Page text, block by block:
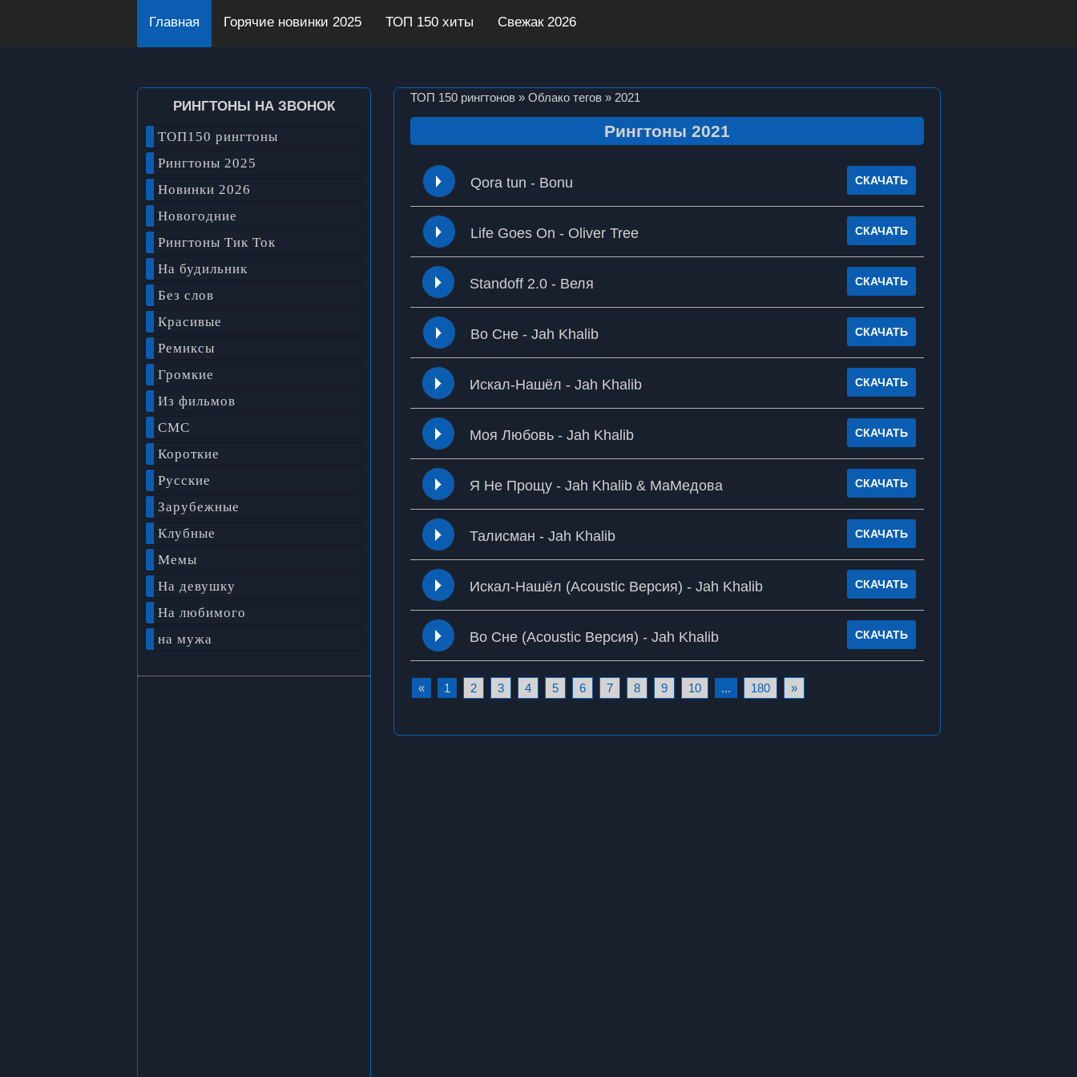
Главная Горячие новинки 2025 ТОП 150 хиты Свежак 2026
ТОП 150 рингтонов» Облако тегов» 2021
Рингтоны 2021
Qora tun - Bonu СКАЧАТЬ
Life Goes On - Oliver Tree СКАЧАТЬ
Standoff 2.0 - Веля СКАЧАТЬ
Во Сне - Jah Khalib СКАЧАТЬ
Искал-Нашёл - Jah Khalib СКАЧАТЬ
Моя Любовь - Jah Khalib СКАЧАТЬ
Я Не Прощу - Jah Khalib & МаМедова СКАЧАТЬ
Талисман - Jah Khalib СКАЧАТЬ
Искал-Нашёл (Acoustic Версия) - Jah Khalib СКАЧАТЬ
Во Сне (Acoustic Версия) - Jah Khalib СКАЧАТЬ
« 1 2 3 4 5 6 7 8 9 10 ... 180 »
РИНГТОНЫ НА ЗВОНОК
ТОП150 рингтоны
Рингтоны 2025
Новинки 2026
Новогодние
Рингтоны Тик Ток
На будильник
Без слов
Красивые
Ремиксы
Громкие
Из фильмов
СМС
Короткие
Русские
Зарубежные
Клубные
Мемы
На девушку
На любимого
на мужа